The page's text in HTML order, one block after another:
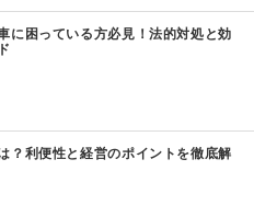
に困っている方必見！法的対処と効
？利便性と経営のポイントを徹底解